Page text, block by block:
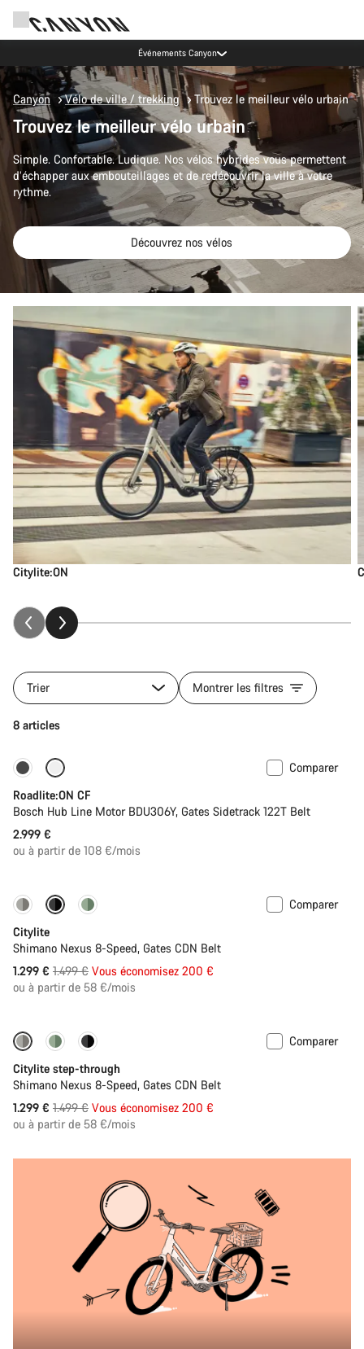
Canyon Factory Service Rotselaar
Canyon Vélo de ville / trekking Trouvez le meilleur vélo urbain
Trouvez le meilleur vélo urbain
Simple. Confortable. Ludique. Nos vélos hybrides vous permettent
d’échapper aux embouteillages et de redécouvrir la ville à votre
rythme.
Découvrez nos vélos
Citylite:ON
Trier Montrer les filtres
8 articles
La légèreté du carbone
Comparer
Roadlite:ON CF
Bosch Hub Line Motor BDU306Y, Gates Sidetrack 122T Belt
2.999 €
ou à partir de 108 €/mois
-13% Nouveau
Comparer
Citylite
Shimano Nexus 8-Speed, Gates CDN Belt
1.299 € Prix
1.499 € Vous économisez 200 €
ou à partir de 58 €/mois
-13% Nouveau
Comparer
Citylite step-through
Shimano Nexus 8-Speed, Gates CDN Belt
1.299 € Prix
1.499 € Vous économisez 200 €
ou à partir de 58 €/mois